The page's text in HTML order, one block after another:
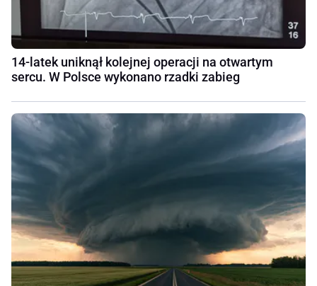
14-latek uniknął kolejnej operacji na otwartym
sercu. W Polsce wykonano rzadki zabieg